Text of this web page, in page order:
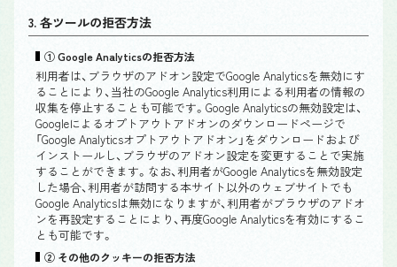
3. 各ツールの拒否方法
① Google Analyticsの拒否方法
利用者は、ブラウザのアドオン設定でGoogle Analyticsを無効にす
ることにより、当社のGoogle Analytics利用による利用者の情報の
収集を停止することも可能です。Google Analyticsの無効設定は、
Googleによるオプトアウトアドオンのダウンロードページで
「Google Analyticsオプトアウトアドオン」をダウンロードおよび
インストールし、ブラウザのアドオン設定を変更することで実施
することができます。なお、利用者がGoogle Analyticsを無効設定
した場合、利用者が訪問する本サイト以外のウェブサイトでも
Google Analyticsは無効になりますが、利用者がブラウザのアドオ
ンを再設定することにより、再度Google Analyticsを有効にするこ
とも可能です。
② その他のクッキーの拒否方法